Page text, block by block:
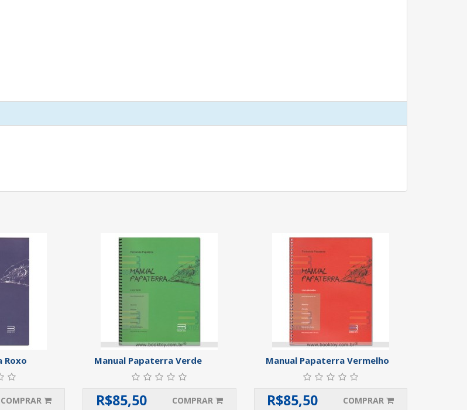
Roxo
COMPRAR
Manual Papaterra Verde
R$85,50 COMPRAR
Manual Papaterra Vermelho
R$85,50 COMPRAR